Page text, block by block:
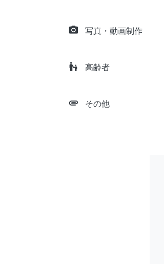
camera_alt 写真・動画制作
escalator_warning 高齢者
attachment その他